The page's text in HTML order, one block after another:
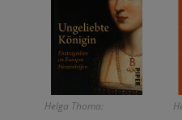
Helga Thoma: